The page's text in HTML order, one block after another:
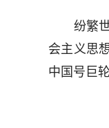
纷繁世
会主义思
中国号巨